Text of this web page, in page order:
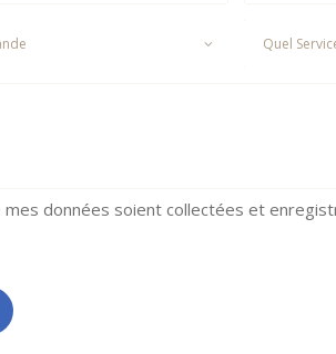
mes données soient collectées et